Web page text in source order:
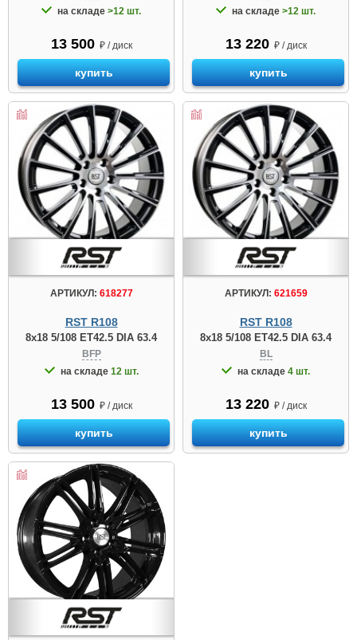
на складе >12 шт.
13 500 ₽ / диск
купить
на складе >12 шт.
13 220 ₽ / диск
купить
АРТИКУЛ: 618277
RST R108
8x18 5/108 ET42.5 DIA 63.4
BFP
на складе 12 шт.
13 500 ₽ / диск
купить
АРТИКУЛ: 621659
RST R108
8x18 5/108 ET42.5 DIA 63.4
BL
на складе 4 шт.
13 220 ₽ / диск
купить